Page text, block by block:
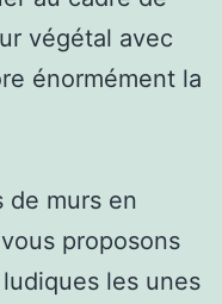
végétal avec
énormément la
de murs en
proposons
les unes